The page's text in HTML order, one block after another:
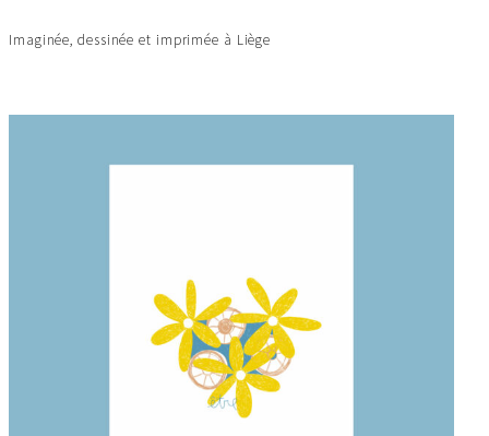
Imaginée, dessinée et imprimée à Liège